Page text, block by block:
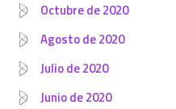
Octubre de 2020
Agosto de 2020
Julio de 2020
Junio de 2020